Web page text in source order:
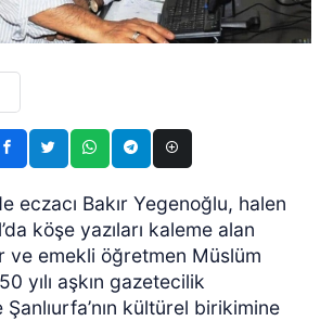
eczacı Bakır Yegenoğlu, halen
köşe yazıları kaleme alan
ve emekli öğretmen Müslüm
yılı aşkın gazetecilik
kültürel birikimine